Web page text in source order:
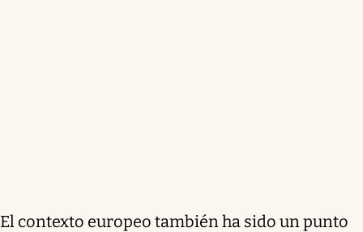
El contexto europeo también ha sido un punto